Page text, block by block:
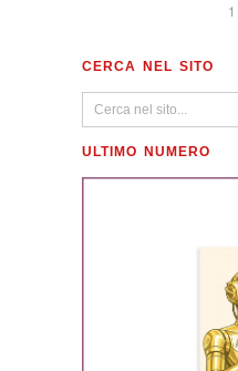
1
CERCA NEL SITO
ULTIMO NUMERO